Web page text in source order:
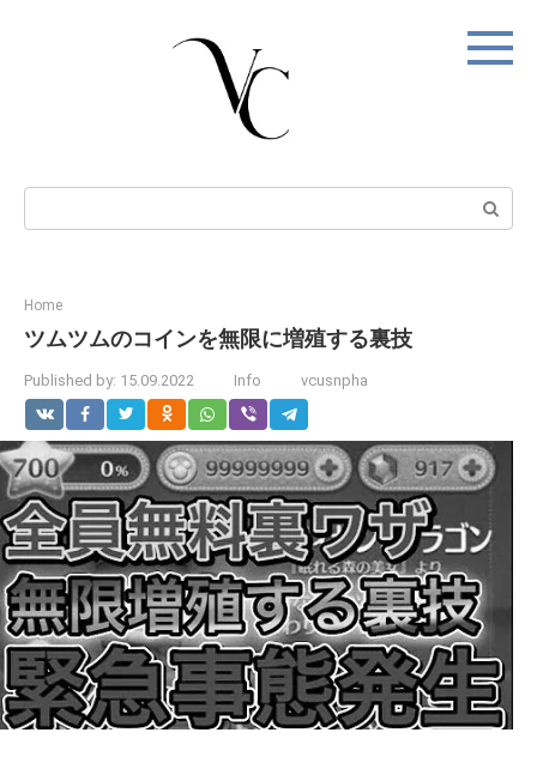
Search:
Home
ツムツムのコインを無限に増殖する裏技
Published by: 15.09.2022 Info vcusnpha